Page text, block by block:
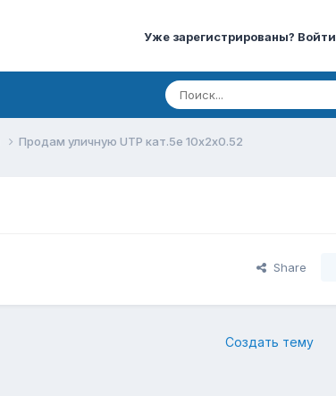
Уже зарегистрированы? Войти
Продам уличную UTP кат.5е 10х2х0.52
Share
Создать тему